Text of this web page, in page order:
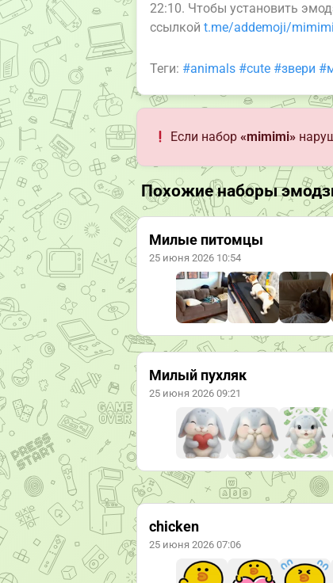
22:10. Чтобы установить
ссылкой t.me/addemoji/
Теги: #animals #cute #звери
Если набор«mimimi»
Похожие наборы
Милые питомцы
25 июня 2026 10:54
Милый пухляк
25 июня 2026 09:21
chicken
25 июня 2026 07:06